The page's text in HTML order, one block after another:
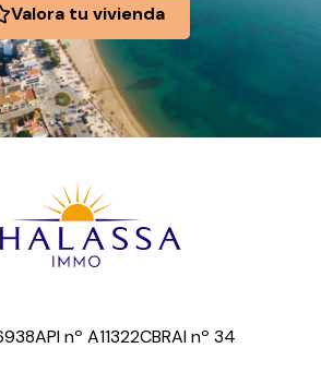
Valora tu vivienda
API nº A11322CBRAI nº 34